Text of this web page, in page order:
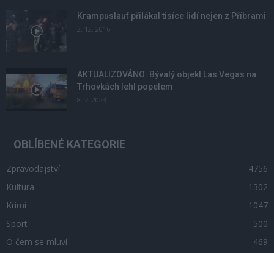
Krampuslauf přilákal tisíce lidí nejen z Příbrami
2. 12. 2016
AKTUALIZOVÁNO: Bývalý objekt Las Vegas na
Trhovkách lehl popelem
8. 7. 2023
OBLÍBENÉ KATEGORIE
Zpravodajství
4756
Kultura
1302
Krimi
1047
Sport
500
O čem se mluví
469